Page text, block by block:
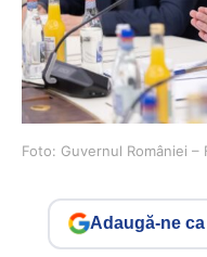
Foto: Guvernul României –
Adaugă-ne